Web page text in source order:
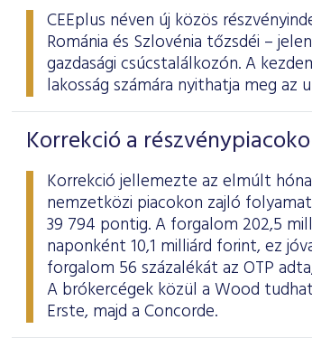
CEEplus néven új közös
Románia és Szlovénia tőzsdéi –
gazdasági csúcstalálkozón. A
lakosság számára nyithatja meg
Korrekció a
Korrekció jellemezte az elmúlt
nemzetközi piacokon zajló
39 794 pontig. A forgalom 202,5
naponként 10,1 milliárd forint, ez
forgalom 56 százalékát az OTP
A brókercégek közül a Wood
Erste, majd a Concorde.